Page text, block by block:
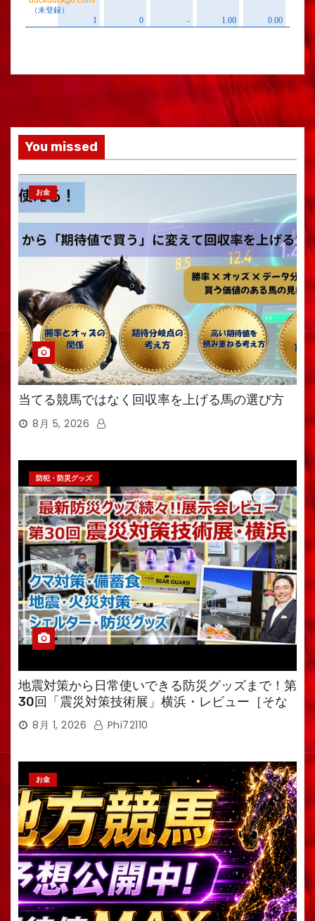
You missed
お金
当てる競馬ではなく回収率を上げる馬の選び方
8月 5, 2026
防犯・防災グッズ
地震対策から日常使いできる防災グッズまで！第
30回「震災対策技術展」横浜・レビュー［そな
えるTV・高荷智也］
8月 1, 2026 Phi72110
お金